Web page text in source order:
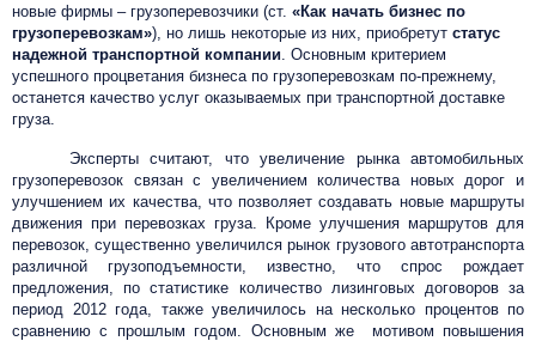
новые фирмы – грузоперевозчики (ст. «Как начать бизнес по
грузоперевозкам»), но лишь некоторые из них, приобретут статус
надежной транспортной компании . Основным критерием
успешного процветания бизнеса по грузоперевозкам по-прежнему,
останется качество услуг оказываемых при транспортной доставке
груза.
Эксперты считают, что увеличение рынка автомобильных
грузоперевозок связан с увеличением количества новых дорог и
улучшением их качества, что позволяет создавать новые маршруты
движения при перевозках груза. Кроме улучшения маршрутов для
перевозок, существенно увеличился рынок грузового автотранспорта
различной грузоподъемности, известно, что спрос рождает
предложения, по статистике количество лизинговых договоров за
период 2012 года, также увеличилось на несколько процентов по
сравнению с прошлым годом. Основным же мотивом повышения